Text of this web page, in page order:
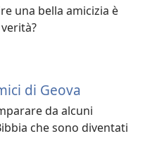
una bella amicizia è
di Geova
da alcuni
che sono diventati